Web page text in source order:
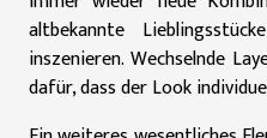
altbekannte
inszenieren. Wechselnde
dafür, dass der Look